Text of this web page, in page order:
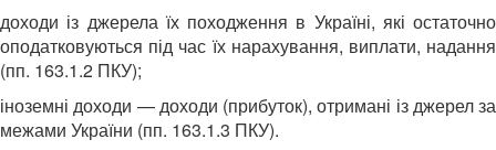
доходи із джерела їх походження в Україні, які остаточно
оподатковуються під час їх нарахування, виплати, надання
(пп. 163.1.2 ПКУ);
іноземні доходи — доходи (прибуток), отримані із джерел за
межами України (пп. 163.1.3 ПКУ).